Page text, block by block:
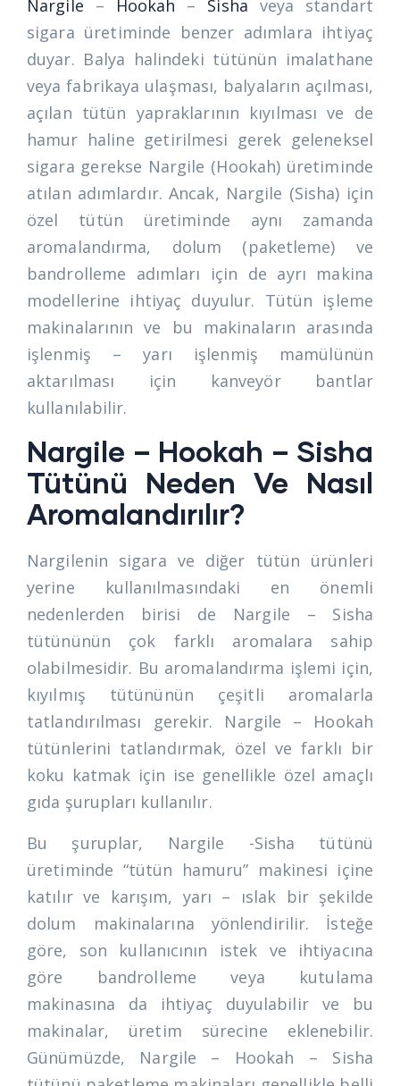
Nargile – Hookah – Sisha veya standart
sigara üretiminde benzer adımlara ihtiyaç
duyar. Balya halindeki tütünün imalathane
veya fabrikaya ulaşması, balyaların açılması,
açılan tütün yapraklarının kıyılması ve de
hamur haline getirilmesi gerek geleneksel
sigara gerekse Nargile (Hookah) üretiminde
atılan adımlardır. Ancak, Nargile (Sisha) için
özel tütün üretiminde aynı zamanda
aromalandırma, dolum (paketleme) ve
bandrolleme adımları için de ayrı makina
modellerine ihtiyaç duyulur. Tütün işleme
makinalarının ve bu makinaların arasında
işlenmiş – yarı işlenmiş mamülünün
aktarılması için kanveyör bantlar
kullanılabilir.
Nargile – Hookah – Sisha
Tütünü Neden Ve Nasıl
Aromalandırılır?
Nargilenin sigara ve diğer tütün ürünleri
yerine kullanılmasındaki en önemli
nedenlerden birisi de Nargile – Sisha
tütününün çok farklı aromalara sahip
olabilmesidir. Bu aromalandırma işlemi için,
kıyılmış tütününün çeşitli aromalarla
tatlandırılması gerekir. Nargile – Hookah
tütünlerini tatlandırmak, özel ve farklı bir
koku katmak için ise genellikle özel amaçlı
gıda şurupları kullanılır.
Bu şuruplar, Nargile -Sisha tütünü
üretiminde “tütün hamuru” makinesi içine
katılır ve karışım, yarı – ıslak bir şekilde
dolum makinalarına yönlendirilir. İsteğe
göre, son kullanıcının istek ve ihtiyacına
göre bandrolleme veya kutulama
makinasına da ihtiyaç duyulabilir ve bu
makinalar, üretim sürecine eklenebilir.
Günümüzde, Nargile – Hookah – Sisha